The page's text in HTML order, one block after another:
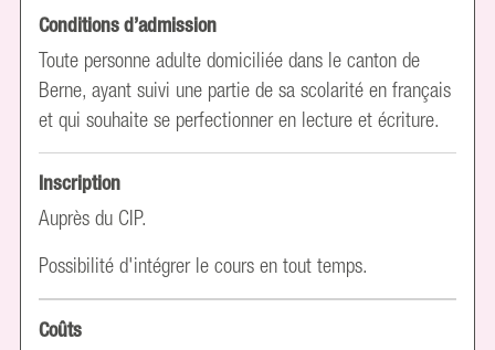
Conditions d’admission
Toute personne adulte domiciliée dans le canton de
Berne, ayant suivi une partie de sa scolarité en français
et qui souhaite se perfectionner en lecture et écriture.
Inscription
Auprès du CIP.
Possibilité d'intégrer le cours en tout temps.
Coûts